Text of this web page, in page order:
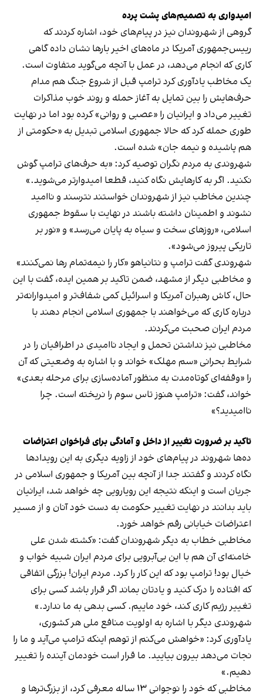
امیدواری به تصمیم‌های پشت پرده
گروهی از شهروندان نیز در پیام‌های خود، اشاره کردند که
رییس‌جمهوری آمریکا در ماه‌های اخیر بارها نشان داده گاهی
کاری که انجام می‌دهد، در عمل با آنچه می‌گوید متفاوت است.
یک مخاطب یادآوری کرد ترامپ قبل از شروع جنگ هم مدام
حرف‌هایش را بین تمایل به آغاز حمله و روند خوب مذاکرات
تغییر می‌داد و ایرانیان را «عصبی و روانی» کرده بود اما در نهایت
طوری حمله کرد که حالا جمهوری اسلامی تبدیل به «حکومتی از
هم پاشیده و نیمه جان» شده است.
شهروندی به مردم نگران توصیه کرد: «به حرف‌های ترامپ گوش
نکنید. اگر به کارهایش نگاه کنید، قطعا امیدوارتر می‌شوید.»
چندین مخاطب نیز از شهروندان خواستند نترسند و ناامید
نشوند و اطمینان داشته باشند در نهایت با سقوط جمهوری
اسلامی، «روزهای سخت و سیاه به پایان می‌رسد» و «نور بر
تاریکی پیروز می‌شود».
شهروندی گفت ترامپ و نتانیاهو «کار را نیمه‌تمام رها نمی‌کنند»
و مخاطبی دیگر از مشهد، ضمن تاکید بر همین ایده، گفت با این
حال، کاش رهبران آمریکا و اسرائیل کمی شفاف‌تر و امیدوارانه‌تر
درباره کاری که می‌خواهند با جمهوری اسلامی انجام دهند با
مردم ایران صحبت می‌کردند.
مخاطبی نیز نداشتن تحمل و ایجاد ناامیدی در اطرافیان را در
شرایط بحرانی «سم مهلک» خواند و با اشاره به وضعیتی که آن
را «وقفه‌ای کوتاه‌مدت به منظور آماده‌سازی برای مرحله بعدی»
خواند، گفت: «ترامپ هنوز تاس سوم را نریخته است. چرا
ناامیدید؟»
تاکید بر ضرورت تغییر از داخل و آمادگی برای فراخوان اعتراضات
ده‌ها شهروند در پیام‌های خود از زاویه دیگری به این رویدادها
نگاه کردند و گفتند جدا از آنچه بین آمریکا و جمهوری اسلامی در
جریان است و اینکه نتیجه این رویارویی چه خواهد شد، ایرانیان
باید بدانند در نهایت تغییر حکومت به دست خود آنان و از مسیر
اعتراضات خیابانی رقم خواهد خورد.
مخاطبی خطاب به دیگر شهروندان گفت: «کشته شدن علی
خامنه‌ای آن هم با این بی‌آبرویی برای مردم ایران شبیه خواب و
خیال بود! ترامپ بود که این کار را کرد. مردم ایران! بزرگی اتفاقی
که افتاده را درک کنید و یادتان بماند اگر قرار باشد کسی برای
تغییر رژیم کاری کند، خود ماییم. کسی بدهی به ما ندارد.»
شهروندی دیگر با اشاره به اولویت منافع ملی هر کشوری،
یادآوری کرد: «خواهش می‌کنم از توهم اینکه ترامپ می‌آید و ما را
نجات می‌دهد بیرون بیایید. ما قرار است خودمان آینده را تغییر
دهیم.»
مخاطبی که خود را نوجوانی ۱۳ ساله معرفی کرد، از بزرگ‌ترها و